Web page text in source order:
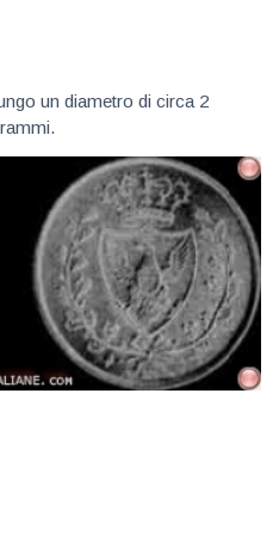
un diametro di circa 2